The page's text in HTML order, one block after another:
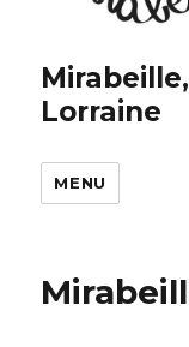
Lorraine
MENU